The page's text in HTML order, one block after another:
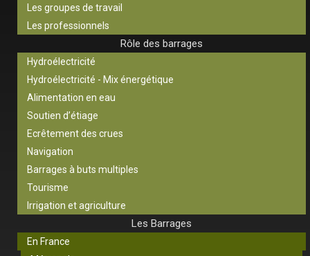
Les groupes de travail
Les professionnels
Rôle des barrages
Hydroélectricité
Hydroélectricité - Mix énergétique
Alimentation en eau
Soutien d’étiage
Ecrêtement des crues
Navigation
Barrages à buts multiples
Tourisme
Irrigation et agriculture
Les Barrages
En France